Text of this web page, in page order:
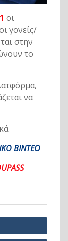
οι
γονείς/
στην
το
να
ΒΙΝΤΕΟ